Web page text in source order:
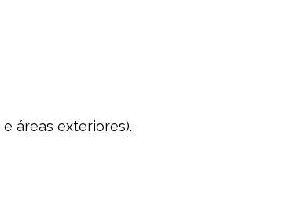
áreas exteriores).